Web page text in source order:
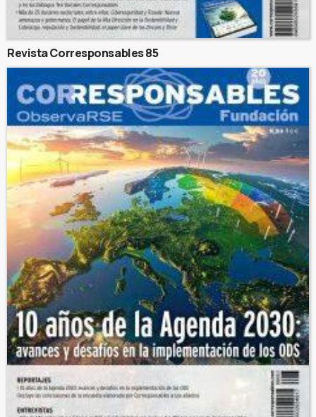
Revista Corresponsables 85